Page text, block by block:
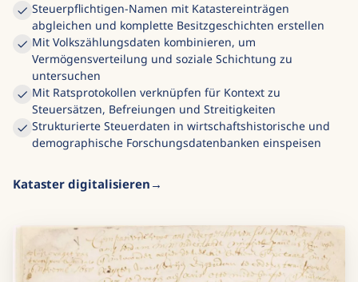
Steuerpflichtigen-Namen mit Katastereinträgen
abgleichen und komplette Besitzgeschichten erstellen
Mit Volkszählungsdaten kombinieren, um
Vermögensverteilung und soziale Schichtung zu
untersuchen
Mit Ratsprotokollen verknüpfen für Kontext zu
Steuersätzen, Befreiungen und Streitigkeiten
Strukturierte Steuerdaten in wirtschaftshistorische und
demographische Forschungsdatenbanken einspeisen
Kataster digitalisieren